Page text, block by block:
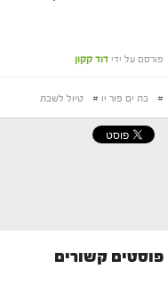
פורסם על ידי דוד קקון
# בת ים פור יו # טיול לשבת
פוסטים קשורים